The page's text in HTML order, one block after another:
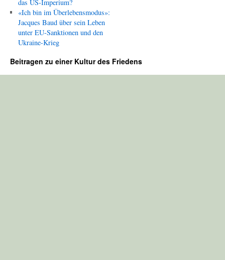
das US-Imperium?
«Ich bin im Überlebensmodus»:
Jacques Baud über sein Leben
unter EU-Sanktionen und den
Ukraine-Krieg
Beitragen zu einer Kultur des Friedens